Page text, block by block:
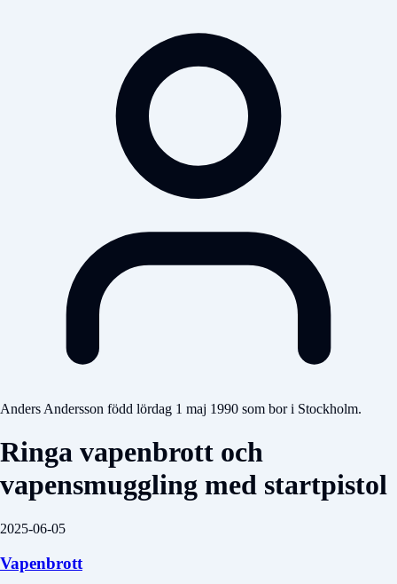
Anders Andersson född lördag 1 maj 1990 som bor i Stockholm.
Ringa vapenbrott och
vapensmuggling med startpistol
2025-06-05
Vapenbrott